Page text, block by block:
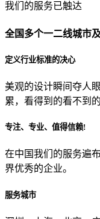
贵公司预算范围是？
贵公司的团队规模是？
目前主要的营销渠道
我们的服务已触达
全国多个一二线城市
定义行业标准的决心
美观的设计瞬间夺人
累，看得到的看不到
专注、专业、值得信赖!
在中国我们的服务遍
界优秀的企业。
服务城市